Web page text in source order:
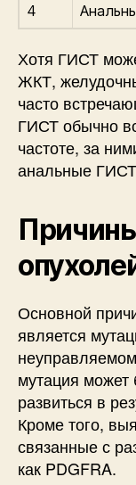
4
Хотя ГИСТ
ЖКТ,
часто
ГИСТ обычно
частоте, за
анальные
Основной
является
мутация может
развиться в
Кроме того,
связанные с
как PDGFRA.